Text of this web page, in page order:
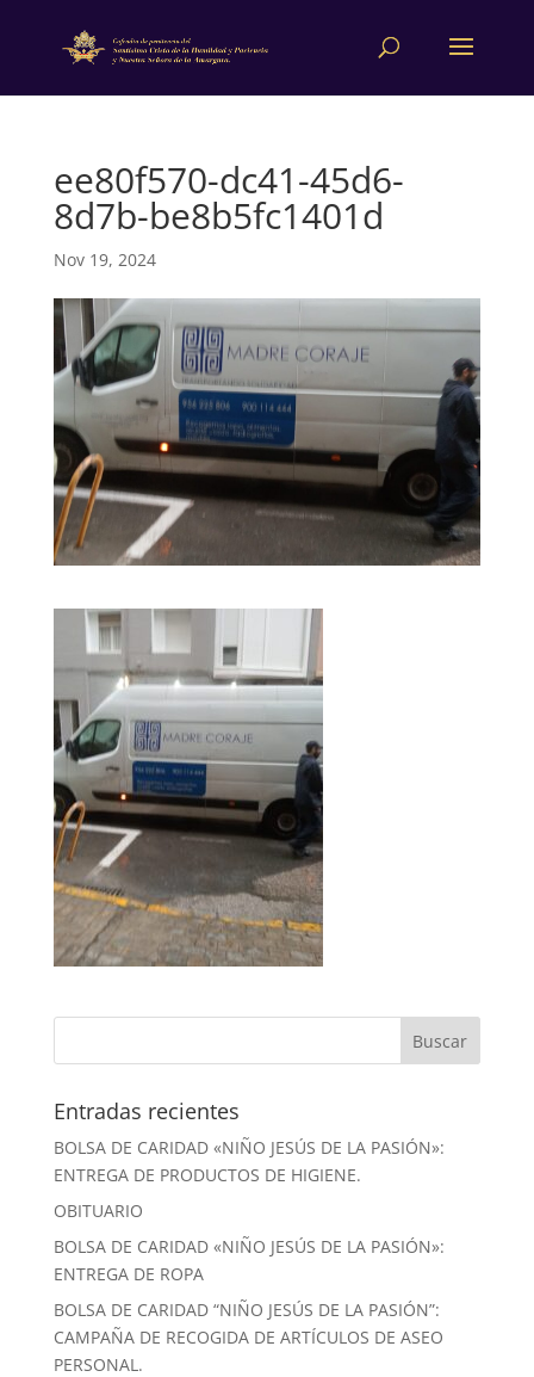
ee80f570-dc41-45d6-
8d7b-be8b5fc1401d
Nov 19, 2024
Entradas recientes
BOLSA DE CARIDAD «NIÑO JESÚS DE LA PASIÓN»:
ENTREGA DE PRODUCTOS DE HIGIENE.
OBITUARIO
BOLSA DE CARIDAD «NIÑO JESÚS DE LA PASIÓN»:
ENTREGA DE ROPA
BOLSA DE CARIDAD “NIÑO JESÚS DE LA PASIÓN”:
CAMPAÑA DE RECOGIDA DE ARTÍCULOS DE ASEO
PERSONAL.